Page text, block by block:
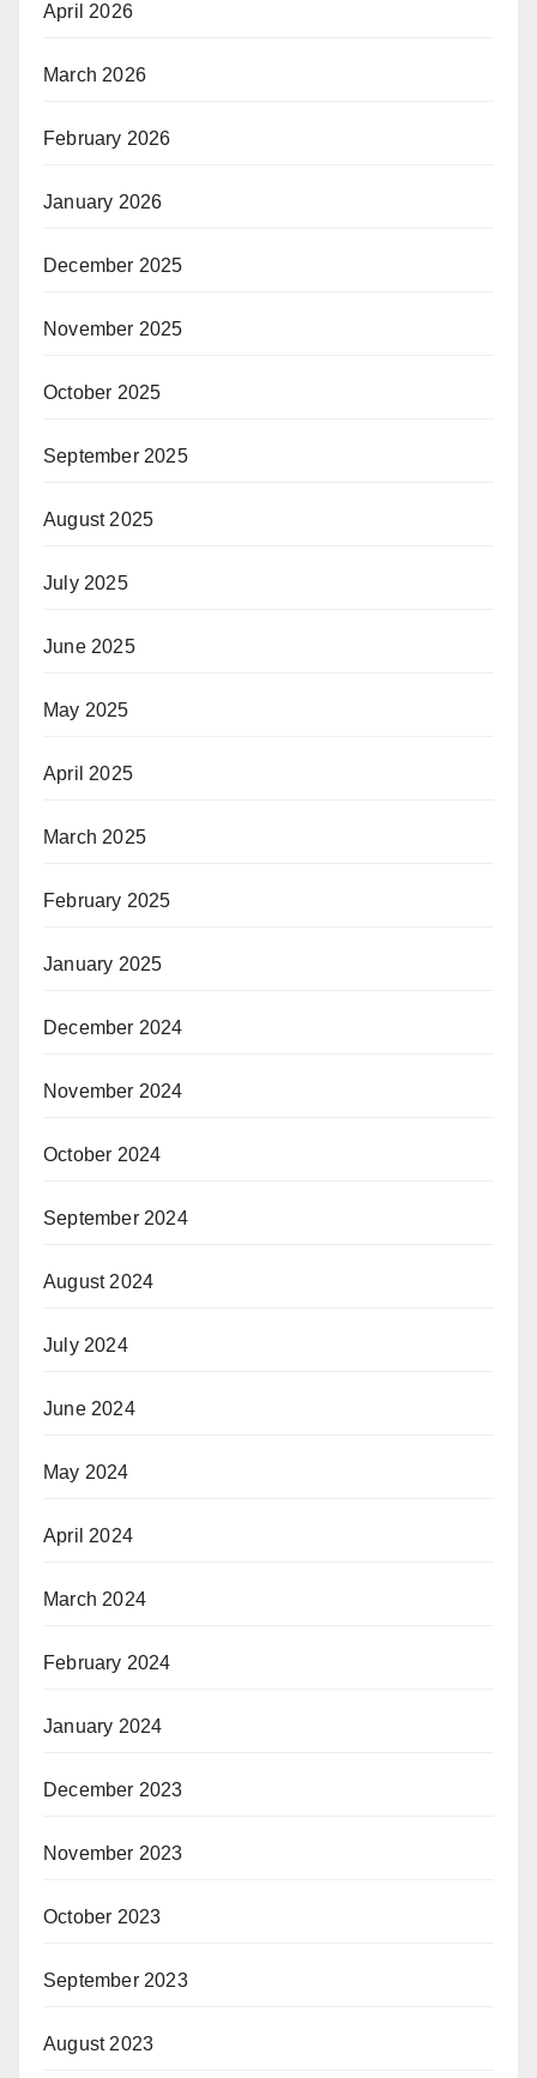
April 2026
March 2026
February 2026
January 2026
December 2025
November 2025
October 2025
September 2025
August 2025
July 2025
June 2025
May 2025
April 2025
March 2025
February 2025
January 2025
December 2024
November 2024
October 2024
September 2024
August 2024
July 2024
June 2024
May 2024
April 2024
March 2024
February 2024
January 2024
December 2023
November 2023
October 2023
September 2023
August 2023